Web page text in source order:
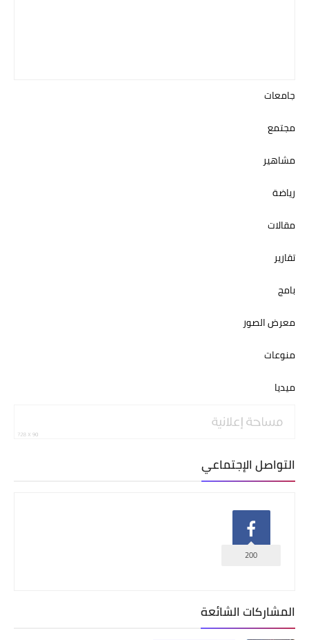
جامعات
مجتمع
مشاهير
رياضة
مقالات
تقارير
بامج
معرض الصور
منوعات
ميديا
التواصل الإجتماعي
200
المشاركات الشائعة